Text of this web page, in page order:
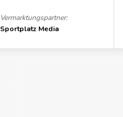
Vermarktungspartner:
Sportplatz Media